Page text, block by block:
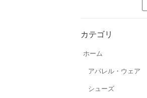
カテゴリ
ホーム
アパレル・ウェア
シューズ